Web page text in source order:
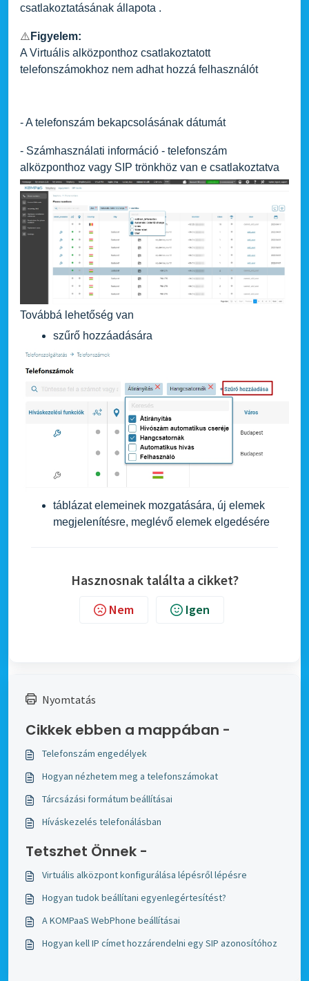
csatlakoztatásának állapota .
⚠️ Figyelem:
A Virtuális alközponthoz csatlakoztatott
telefonszámokhoz nem adhat hozzá felhasználót
- A telefonszám bekapcsolásának dátumát
- Számhasználati információ - telefonszám
alközponthoz vagy SIP trönkhöz van e csatlakoztatva
Továbbá lehetőség van
szűrő hozzáadására
táblázat elemeinek mozgatására, új elemek
megjelenítésre, meglévő elemek elgedésére
Hasznosnak találta a cikket?
Nem Igen
Nyomtatás
Cikkek ebben a mappában -
Telefonszám engedélyek
Hogyan nézhetem meg a telefonszámokat
Tárcsázási formátum beállításai
Híváskezelés telefonálásban
Tetszhet Önnek -
Virtuális alközpont konfigurálása lépésről lépésre
Hogyan tudok beállítani egyenlegértesítést?
A KOMPaaS WebPhone beállításai
Hogyan kell IP címet hozzárendelni egy SIP azonosítóhoz